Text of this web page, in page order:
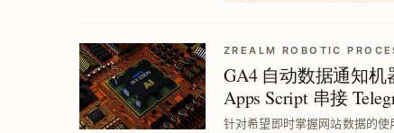
ZREALM ROBOTIC
GA4 自动数据通知机
Apps Script 串接
针对希望即时掌握网站数据的